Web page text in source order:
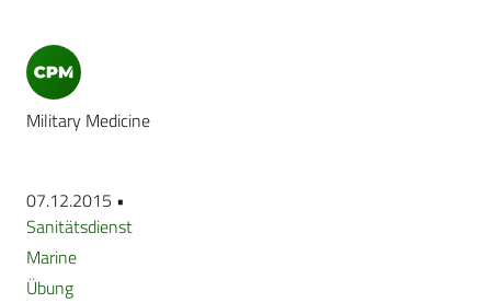
Military Medicine
07.12.2015 •
Sanitätsdienst
Marine
Übung